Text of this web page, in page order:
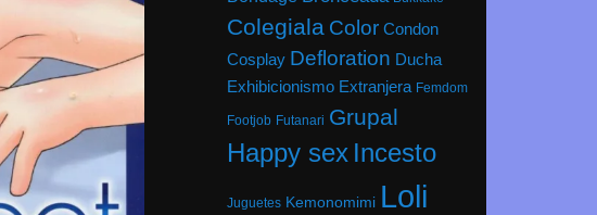
Colegiala Color Condon
Cosplay Defloration Ducha
Exhibicionismo Extranjera Femdom
Footjob Futanari Grupal
Happy sex Incesto
Juguetes Kemonomimi Loli